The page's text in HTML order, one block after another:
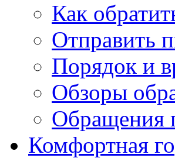
Как
Отправить
Порядок и
Обзоры
Обращения
Комфортная